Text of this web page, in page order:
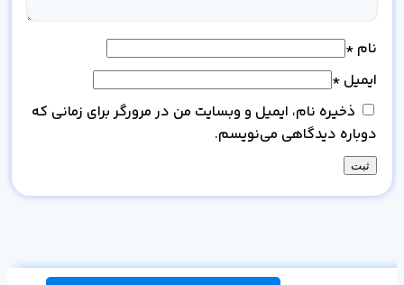
نام *
ایمیل *
ذخیره نام، ایمیل و وبسایت من در مرورگر برای زمانی که
دوباره دیدگاهی می‌نویسم.